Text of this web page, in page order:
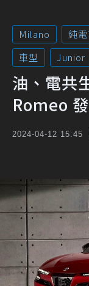
Milano 純
車型
Junior
油、電共
Romeo
2024-04-12 15:45